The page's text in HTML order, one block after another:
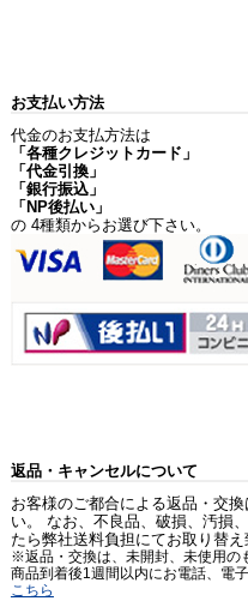
お支払い方法
代金のお支払方法は
「各種クレジットカード」
「代金引換」
「銀行振込」
「NP後払い」
の 4種類からお選び下さい。
返品・キャンセルについて
お客様のご都合による返品・交
い。 なお、不良品、破損、汚損
たら弊社送料負担にてお取り替え
※返品・交換は、未開封、未使用の
商品到着後1週間以内にお電話、電
こちら